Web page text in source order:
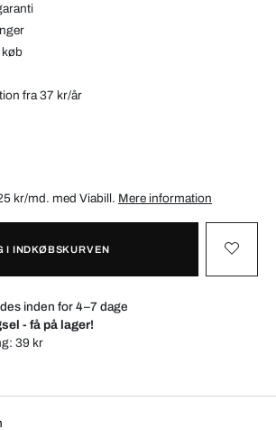
køb
fra 37 kr/år
kr/md. med Viabill. Mere information
I INDKØBSKURVEN
inden for 4–7 dage
- få på lager!
39 kr